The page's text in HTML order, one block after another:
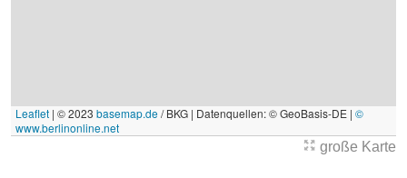
Leaflet | © 2023 basemap.de/ BKG | Datenquellen: © GeoBasis-DE | ©
www.berlinonline.net
große Karte